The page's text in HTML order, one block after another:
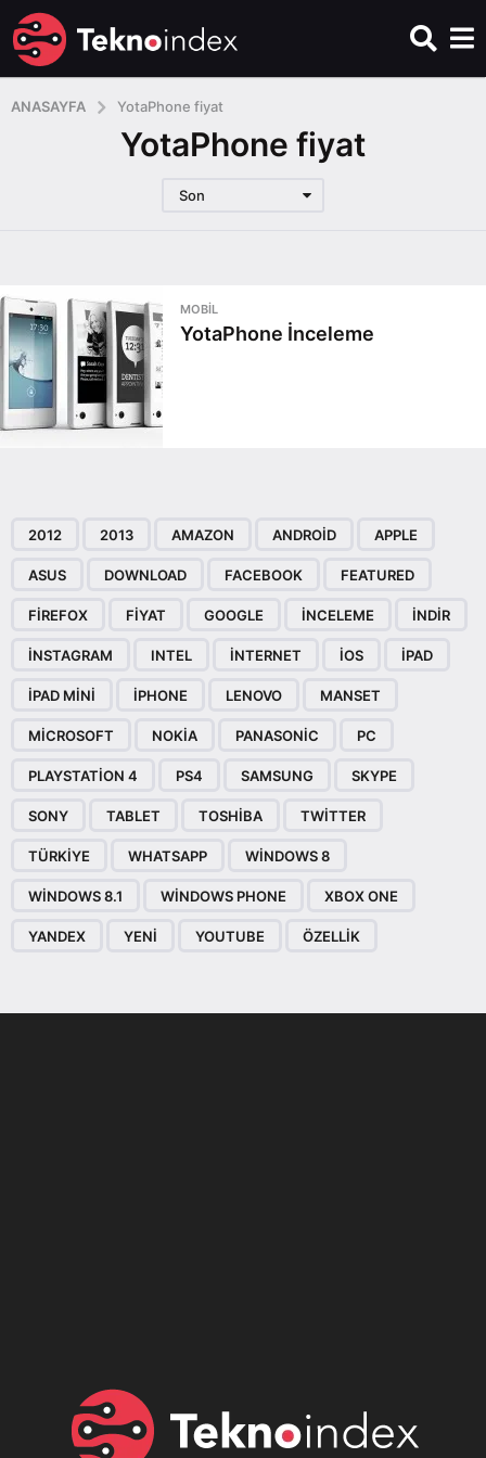
ANASAYFA YotaPhone fiyat
YotaPhone fiyat
Son
MOBIL
YotaPhone İnceleme
2012 2013 AMAZON ANDROID APPLE
ASUS DOWNLOAD FACEBOOK FEATURED
FIREFOX FIYAT GOOGLE INCELEME INDIR
INSTAGRAM INTEL INTERNET IOS IPAD
IPAD MINI IPHONE LENOVO MANSET
MICROSOFT NOKIA PANASONIC PC
PLAYSTATION 4 PS4 SAMSUNG SKYPE
SONY TABLET TOSHIBA TWITTER
TÜRKIYE WHATSAPP WINDOWS 8
WINDOWS 8.1 WINDOWS PHONE XBOX ONE
YANDEX YENI YOUTUBE ÖZELLIK